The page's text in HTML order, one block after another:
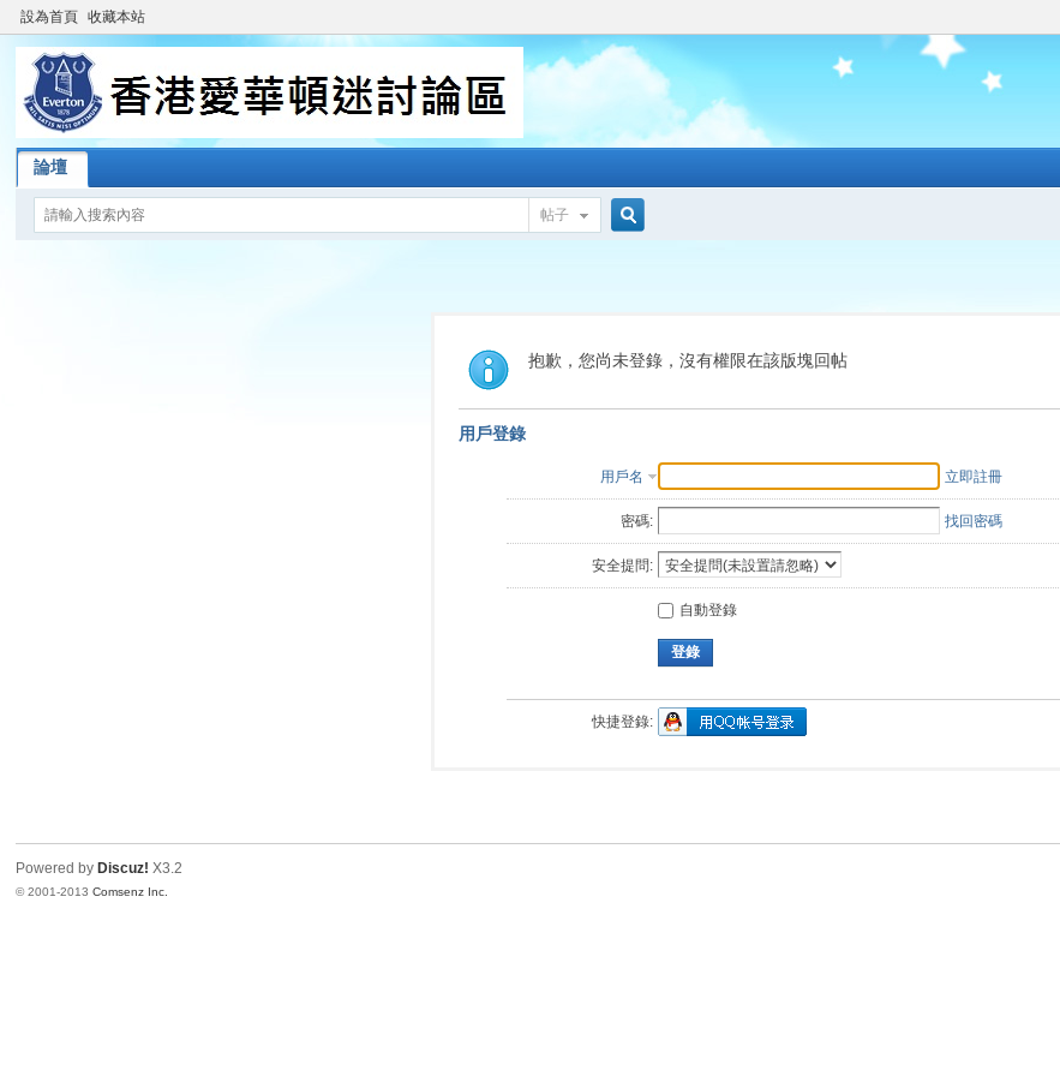
設為首頁 收藏本站
論壇
帖子
索
抱歉，您尚未登錄，沒有權限在該版塊回帖
用戶登錄
用戶名 立即註冊
密碼: 找回密碼
安全提問:
自動登錄
登錄
快捷登錄:
Powered by Discuz! X3.2
© 2001-2013Comsenz Inc.